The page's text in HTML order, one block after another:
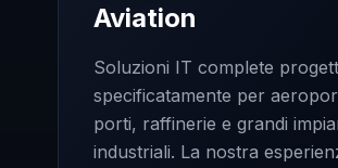
Aviation
Soluzioni IT complete
specificatamente per
porti, raffinerie e grandi
industriali. La nostra